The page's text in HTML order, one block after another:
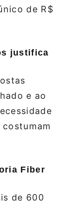
de R$
justifica
e ao
Fiber
de 600